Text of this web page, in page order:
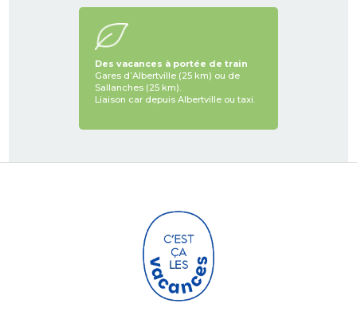
Des vacances à portée de train
Gares d’Albertville (25 km) ou de
Sallanches (25 km).
Liaison car depuis Albertville ou taxi.